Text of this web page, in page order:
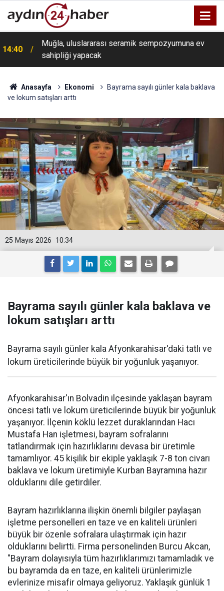
14:40
Muğla, uluslararası seramik sempozyumuna ev
sahipliği yapacak
Anasayfa Ekonomi
Bayrama sayılı günler kala baklava
ve lokum satışları arttı
10:34
25 Mayıs 2026
Bayrama sayılı günler kala baklava ve
lokum satışları arttı
Bayrama sayılı günler kala Afyonkarahisar'daki tatlı ve
lokum üreticilerinde büyük bir yoğunluk yaşanıyor.
Afyonkarahisar'ın Bolvadin ilçesinde yaklaşan bayram
öncesi tatlı ve lokum üreticilerinde büyük bir yoğunluk
yaşanıyor. İlçenin köklü lezzet duraklarından Hacı
Mustafa Han işletmesi, bayram sofralarını
tatlandırmak için hazırlıklarını devasa bir üretimle
tamamlıyor. 45 kişilik bir ekiple yaklaşık 7-8 ton civarı
baklava ve lokum üretimiyle Kurban Bayramına hazır
olduklarını dile getirdiler.
Bayram hazırlıklarına ilişkin önemli bilgiler paylaşan
işletme personelleri en taze ve en kaliteli ürünleri
büyük bir özenle sofralara ulaştırmak için hazır
olduklarını belirtti. Firma personelinden Burcu Akcan,
"Bayram dolayısıyla tüm hazırlıklarımızı tamamladık ve
bu bayramda da en taze, en kaliteli ürünlerimizle
evlerinize misafir olmaya geliyoruz. Yaklaşık günlük 1